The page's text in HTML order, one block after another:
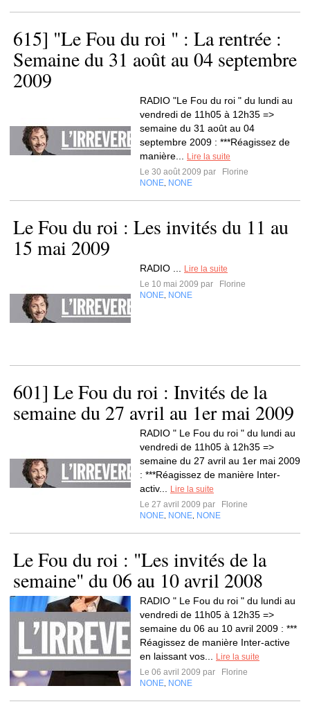
615] "Le Fou du roi " : La rentrée :
Semaine du 31 août au 04 septembre
2009
RADIO "Le Fou du roi " du lundi au
vendredi de 11h05 à 12h35 =>
semaine du 31 août au 04
septembre 2009 : ***Réagissez de
manière...
Lire la suite
Le 30 août 2009 par
Florine
NONE NONE
Le Fou du roi : Les invités du 11 au
15 mai 2009
RADIO ...
Lire la suite
Le 10 mai 2009 par
Florine
NONE NONE
601] Le Fou du roi : Invités de la
semaine du 27 avril au 1er mai 2009
RADIO " Le Fou du roi " du lundi au
vendredi de 11h05 à 12h35 =>
semaine du 27 avril au 1er mai 2009
: ***Réagissez de manière Inter-
activ...
Lire la suite
Le 27 avril 2009 par
Florine
NONE NONE NONE
Le Fou du roi : "Les invités de la
semaine" du 06 au 10 avril 2008
RADIO " Le Fou du roi " du lundi au
vendredi de 11h05 à 12h35 =>
semaine du 06 au 10 avril 2009 : ***
Réagissez de manière Inter-active
en laissant vos...
Lire la suite
Le 06 avril 2009 par
Florine
NONE NONE